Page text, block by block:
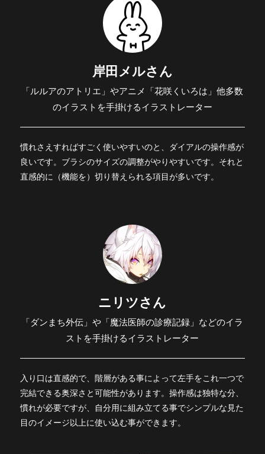
岸田メルさん
「ルルアのアトリエ」やアニメ「花咲くいろは」他多数
のイラストを手掛けるイラストレーター
慣れさえすればすごく使いやすいのと、ダイアルの操作感が
良いです。ブラシのサイズの調整がやりやすいです。それと
直感的に（機能を）切り替えられる項目が多いです。
ニリツさん
「ダンまち外伝」や「魔法医師の診療記録」などのイラ
ストを手掛けるイラストレーター
入り口は直感的で、階層がある事によって左手をこれ一つで
完結できる奥深さと可能性があります。操作感は独特な分、
慣れが必要ですが、自分用に組み立てる事でシンプルな見た
目のイメージ以上に使い込む事ができます。